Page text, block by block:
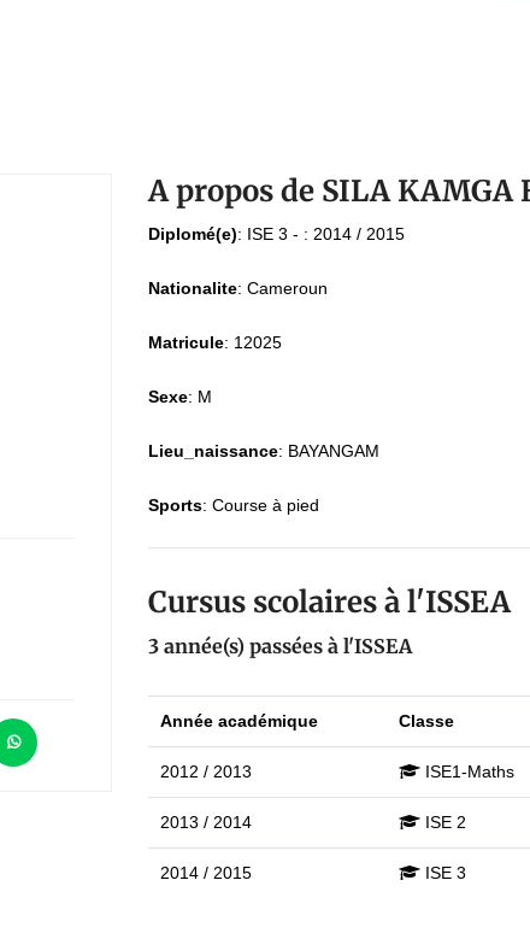
A propos de SILA KAMGA
Diplomé(e): ISE 3 - : 2014 / 2015
Nationalite: Cameroun
Matricule: 12025
Sexe: M
Lieu_naissance: BAYANGAM
Sports: Course à pied
Cursus scolaires à l'ISSEA
3 année(s) passées à l'ISSEA
Année académique Classe
2012 / 2013 ISE1-Maths
2013 / 2014 ISE 2
2014 / 2015 ISE 3